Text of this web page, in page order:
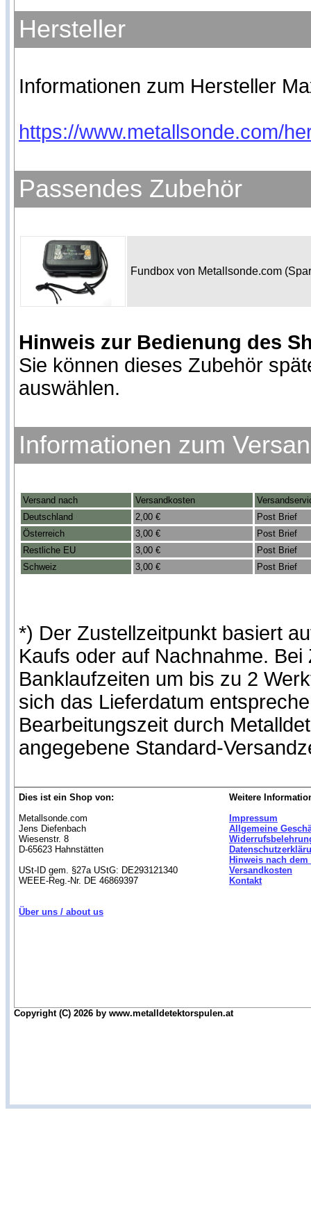
Hersteller
Informationen zum Hersteller
https://www.metallsonde.com/
Passendes Zubehör
Fundbox von Metallsonde.com
Hinweis zur Bedienung des
Sie können dieses Zubehör
auswählen.
Informationen zum
Versand nach Versandkosten
Deutschland
2,00 €
Post Brief
Österreich
3,00 €
Post Brief
Restliche EU
3,00 €
Post Brief
Schweiz
3,00 € Post Brief
*) Der Zustellzeitpunkt basiert
Kaufs oder auf Nachnahme.
Banklaufzeiten um bis zu 2
sich das Lieferdatum
Bearbeitungszeit durch
angegebene Standard-
Dies ist ein Shop von:
Metallsonde.com
Jens Diefenbach
Wiesenstr. 8
D-65623 Hahnstätten
USt-ID gem. §27a UStG: DE293121340
WEEE-Reg.-Nr. DE 46869397
Über uns / about us
Weitere
Impressum
Allgemeine
Hinweis nach
Versandkosten
Kontakt
Copyright (C) 2026 by www.metalldetektorspulen.at